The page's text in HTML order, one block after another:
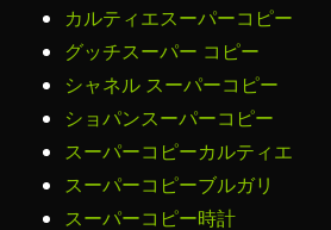
カルティエスーパーコピー
グッチスーパー コピー
シャネル スーパーコピー
ショパンスーパーコピー
スーパーコピーカルティエ
スーパーコピーブルガリ
スーパーコピー時計